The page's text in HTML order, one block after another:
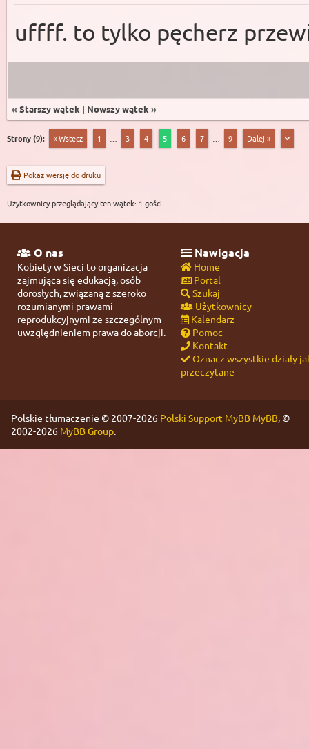
uffff. to tylko pęcherz
« Starszy wątek | Nowszy wątek »
Strony (9): « Wstecz 1 3 4 5 6 7 9 Dalej »
Pokaż wersję do druku
Użytkownicy przeglądający ten wątek: 1 gości
O nas
Kobiety w Sieci to organizacja
zajmująca się edukacją, osób
dorosłych, związaną z szeroko
rozumianymi prawami
reprodukcyjnymi ze szczególnym
uwzględnieniem prawa do aborcji.
Nawigacja
Home
Portal
Szukaj
Użytkownicy
Kalendarz
Pomoc
Kontakt
Oznacz wszystkie działy
przeczytane
Polskie tłumaczenie © 2007-2026 Polski Support MyBB MyBB, ©
2002-2026 MyBB Group.